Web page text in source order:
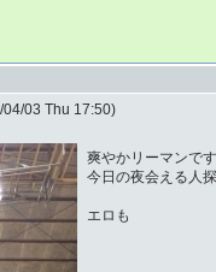
03 Thu 17:50)
爽やかリーマンです
今日の夜会える人
エロも